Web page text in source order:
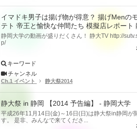
イマドキ男子は揚げ物が得意？ 揚げMenの
テト 帝王と愉快な仲間たち 模擬店レポート
静岡大学の動画が盛りだくさん！ 静大TV http://
p/
キーワード
チャンネル
Ch.1 イベント 静大祭2014
静大祭 in 静岡 【2014 予告編】 - 静岡大学
平成26年11月14日(金)～16日(日)は静大祭in静岡が
す。 是非、みんなで来てくださ...